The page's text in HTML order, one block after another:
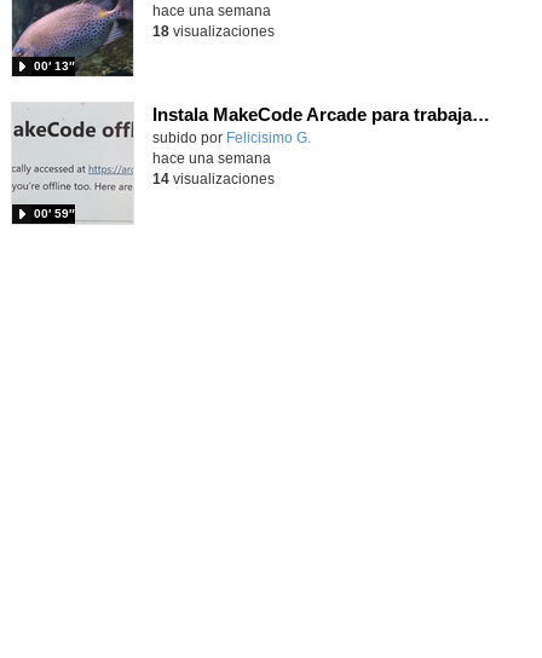
00′ 13″
hace una semana
18visualizaciones
Instala MakeCode Arcade para trabajar offline en tu tablet, ordenador, Chromebook
Contenido educativo.
subido por Felicisimo G.
00′ 59″
hace una semana
14visualizaciones